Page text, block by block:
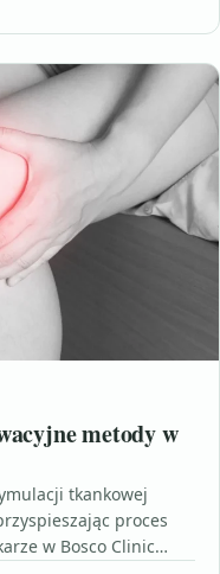
metody w
tkankowej
proces
w Bosco Clinic